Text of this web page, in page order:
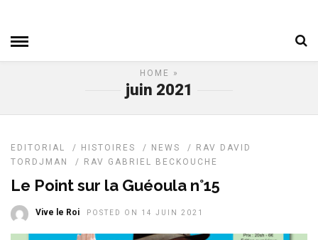
HOME »
juin 2021
EDITORIAL / HISTOIRES / NEWS /
RAV DAVID
TORDJMAN
/ RAV GABRIEL BECKOUCHE
Le Point sur la Guéoula n°15
Vive le Roi POSTED ON 14 JUIN 2021